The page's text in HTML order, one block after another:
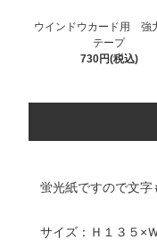
ウインドウカード用 強
テープ
730円(税込)
蛍光紙ですので文字
サイズ：Ｈ１３５×